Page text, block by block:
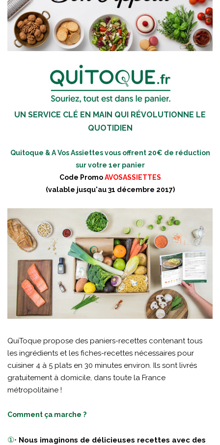
UN SERVICE CLÉ EN MAIN QUI RÉVOLUTIONNE LE
QUOTIDIEN
Quitoque & A Vos Assiettes vous offrent 20€ de réduction
sur votre 1er panier
Code PromoAVOSASSIETTES
(valable jusqu'au 31 décembre 2017)
QuiToque propose des paniers-recettes contenant tous
les ingrédients et les fiches-recettes nécessaires pour
cuisiner 4 à 5 plats en 30 minutes environ. Ils sont livrés
gratuitement à domicile, dans toute la France
métropolitaine !
Comment ça marche ?
①• Nous imaginons de délicieuses recettes avec des